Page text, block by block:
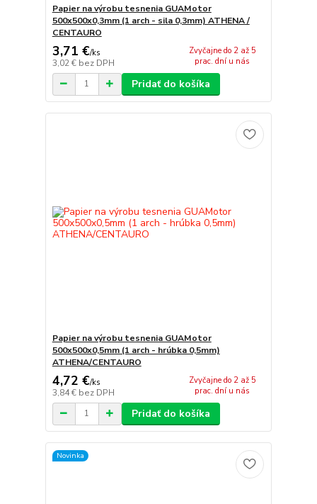
Papier na výrobu tesnenia GUAMotor
500x500x0,3mm (1 arch - sila 0,3mm) ATHENA /
CENTAURO
3,71 €/ks
3,02 € bez DPH
Zvyčajne do 2 až 5
prac. dní u nás
Pridať do košíka
Papier na výrobu tesnenia GUAMotor
500x500x0,5mm (1 arch - hrúbka 0,5mm)
ATHENA/CENTAURO
4,72 €/ks
3,84 € bez DPH
Zvyčajne do 2 až 5
prac. dní u nás
Pridať do košíka
Novinka